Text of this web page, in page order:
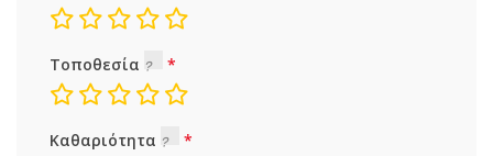
Τοποθεσία
Καθαριότητα